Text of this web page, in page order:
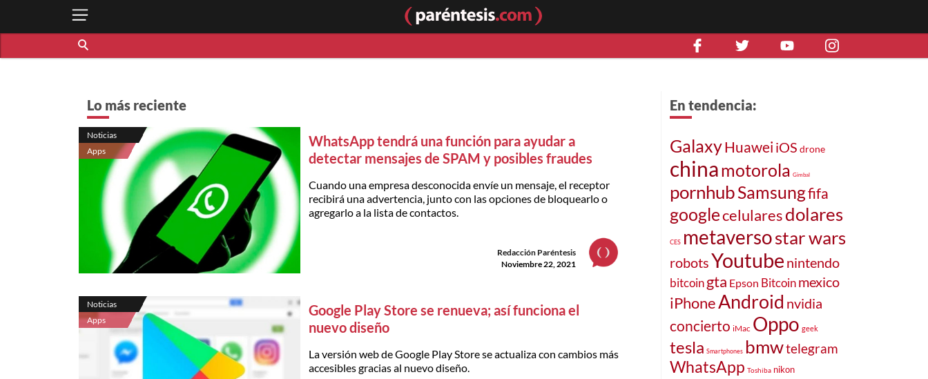
Lo más reciente
Noticias
Apps
WhatsApp tendrá una función para ayudar a
detectar mensajes de SPAM y posibles fraudes
Cuando una empresa desconocida envíe un mensaje, el receptor
recibirá una advertencia, junto con las opciones de bloquearlo o
agregarlo a la lista de contactos.
Redacción Paréntesis
Noviembre 22, 2021
Noticias
Apps
Google Play Store se renueva; así funciona el
nuevo diseño
La versión web de Google Play Store se actualiza con cambios más
accesibles gracias al nuevo diseño.
En tendencia:
GalaxyHuawei iOS drone
chinamotorola Gimbal
pornhubSamsungfifa
googlecelularesdolares
CES metaversostar wars
robotsYoutube nintendo
bitcoingta Epson Bitcoinmexico
iPhoneAndroid nvidia
concierto iMac Oppo geek
tesla Smartphones bmwtelegram
WhatsApp Toshiba nikon